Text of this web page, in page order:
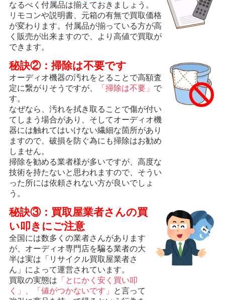
なるべく付属品は揃えておきましょう。
リモコンや説明書、元箱の有無で買取価格
が変わります。付属品が揃っている方が高
く販売が出来ますので、より高値で買取が
できます。
秘訣②：掃除は不要です
オーディオ機器の汚れをとることで高額査
定に繋がりそうですが、
「掃除は不要」 で
す。
なぜなら、汚れを拭き取ることで傷が付い
てしまう場合があり、そしてオーディオ機
器には触れてはいけない繊細な箇所があり
ますので、破損を防ぐ為にも掃除はお勧め
しません。
掃除を勧める業者様が多いですが、高度な
技術を持たないと思われますので、そうい
った所には依頼されない方が良いでしょ
う。
秘訣③：買取屋業者さんの買
い叩きにご注意
全国には数多くの業者さんがあります
が、オーディオ専門店を騙る業者の大
半は実は「リサイクル買取屋業者さ
ん」によって運営されています。
買取の実態は 「とにかく安く買い叩
く」、「値がつかないです」
と言って